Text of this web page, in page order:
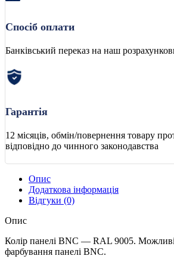
Спосіб оплати
Банківський переказ на наш
Гарантія
12 місяців, обмін/повернення товару
відповідно до чинного законодавства
Опис
Додаткова інформація
Відгуки (0)
Опис
Колір панелі BNC — RAL 9005. Можливі
фарбування панелі BNC.